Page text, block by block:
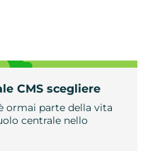
CMS scegliere
ormai parte della vita
centrale nello